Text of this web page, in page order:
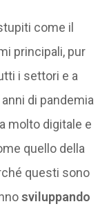
come il
principali, pur
i settori e a
di pandemia
molto digitale e
quello della
questi sono
sviluppando